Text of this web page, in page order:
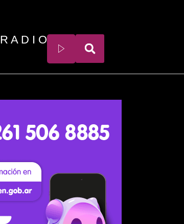
R A D I O